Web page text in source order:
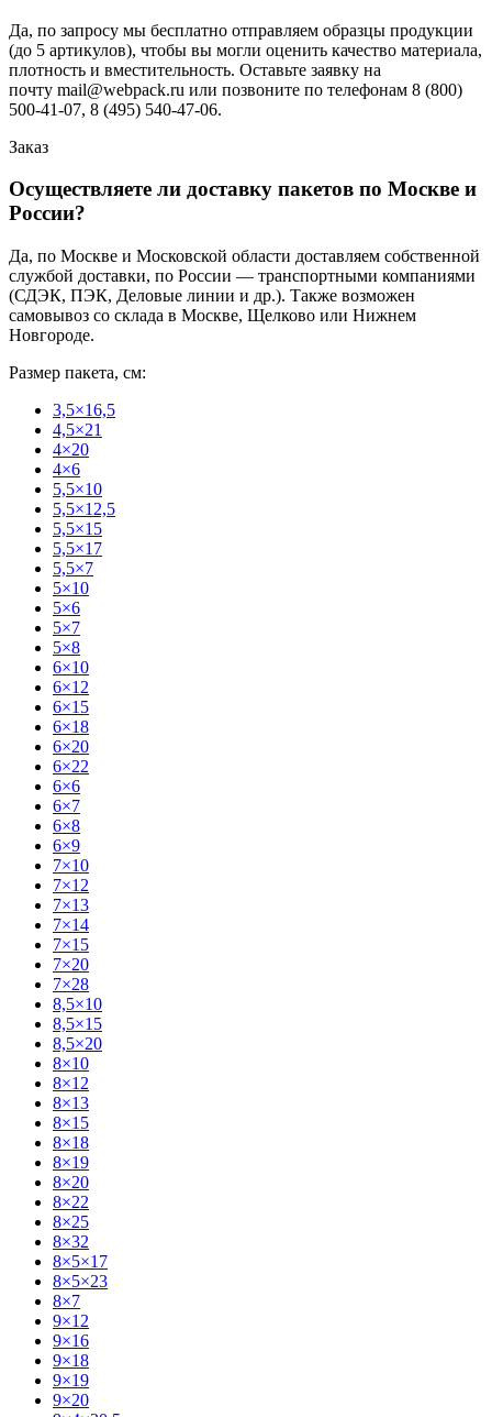
Да, по запросу мы бесплатно отправляем образцы продукции
(до 5 артикулов), чтобы вы могли оценить качество материала,
плотность и вместительность. Оставьте заявку на
почту mail@webpack.ru или позвоните по телефонам 8 (800)
500-41-07, 8 (495) 540-47-06.
Заказ
Осуществляете ли доставку пакетов по Москве и
России?
Да, по Москве и Московской области доставляем собственной
службой доставки, по России — транспортными компаниями
(СДЭК, ПЭК, Деловые линии и др.). Также возможен
самовывоз со склада в Москве, Щелково или Нижнем
Новгороде.
Размер пакета, см:
3,5×16,5
4,5×21
4×20
4×6
5,5×10
5,5×12,5
5,5×15
5,5×17
5,5×7
5×10
5×6
5×7
5×8
6×10
6×12
6×15
6×18
6×20
6×22
6×6
6×7
6×8
6×9
7×10
7×12
7×13
7×14
7×15
7×20
7×28
8,5×10
8,5×15
8,5×20
8×10
8×12
8×13
8×15
8×18
8×19
8×20
8×22
8×25
8×32
8×5×17
8×5×23
8×7
9×12
9×16
9×18
9×19
9×20